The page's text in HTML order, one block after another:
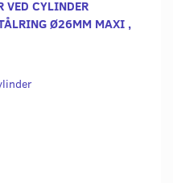
VED CYLINDER
Ø26MM MAXI ,